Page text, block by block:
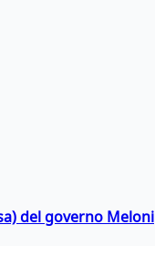
del governo Meloni